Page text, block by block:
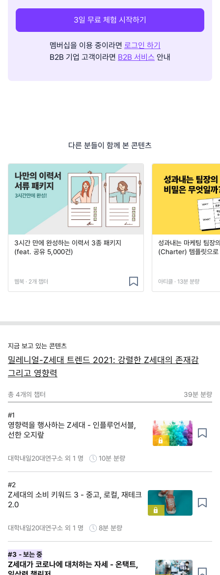
3일 무료 체험 시작하기
멤버십을 이용 중이라면 로그인 하기
B2B 기업 고객이라면 B2B 서비스 안내
다른 분들이 함께 본 콘텐츠
3시간 만에 완성하는 이력서 3종 패키지
(feat. 공유 5,000건)
웹북 · 2개 챕터
성과내는 마케팅 팀장
(Charter) 템플릿으로
아티클 · 13분 분량
지금 보고 있는 콘텐츠
밀레니얼-Z세대 트렌드 2021: 강렬한 Z세대의 존재감
그리고 영향력
총 4개의 챕터 39분 분량
#1
영향력을 행사하는 Z세대 - 인플루언서블,
선한 오지랖
대학내일20대연구소 외 1 명 10분 분량
#2
Z세대의 소비 키워드 3 - 중고, 로컬, 재테크
2.0
대학내일20대연구소 외 1 명 8분 분량
#3 - 보는 중
Z세대가 코로나에 대처하는 자세 - 온택트,